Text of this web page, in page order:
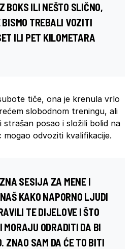
BOKS ILI NEŠTO SLIČNO,
TREBALI VOZITI
ILI PET KILOMETARA
tiče, ona je krenula vrlo
slobodnom treningu, ali
strašan posao i složili bolid na
mogao odvoziti kvalifikacije.
SESIJA ZA MENE I
KAKO NAPORNO LJUDI
TE DIJELOVE I ŠTO
MORAJU ODRADITI DA BI
ZNAO SAM DA ĆE TO BITI